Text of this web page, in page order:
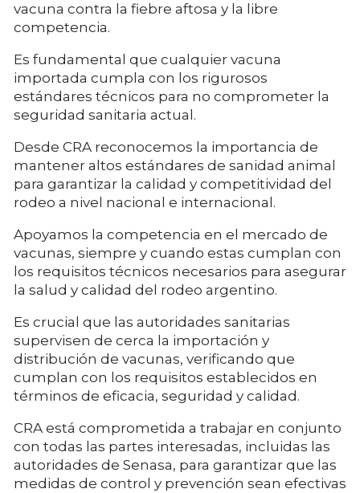
vacuna contra la fiebre aftosa y la libre
competencia.
Es fundamental que cualquier vacuna
importada cumpla con los rigurosos
estándares técnicos para no comprometer la
seguridad sanitaria actual.
Desde CRA reconocemos la importancia de
mantener altos estándares de sanidad animal
para garantizar la calidad y competitividad del
rodeo a nivel nacional e internacional.
Apoyamos la competencia en el mercado de
vacunas, siempre y cuando estas cumplan con
los requisitos técnicos necesarios para asegurar
la salud y calidad del rodeo argentino.
Es crucial que las autoridades sanitarias
supervisen de cerca la importación y
distribución de vacunas, verificando que
cumplan con los requisitos establecidos en
términos de eficacia, seguridad y calidad.
CRA está comprometida a trabajar en conjunto
con todas las partes interesadas, incluidas las
autoridades de Senasa, para garantizar que las
medidas de control y prevención sean efectivas